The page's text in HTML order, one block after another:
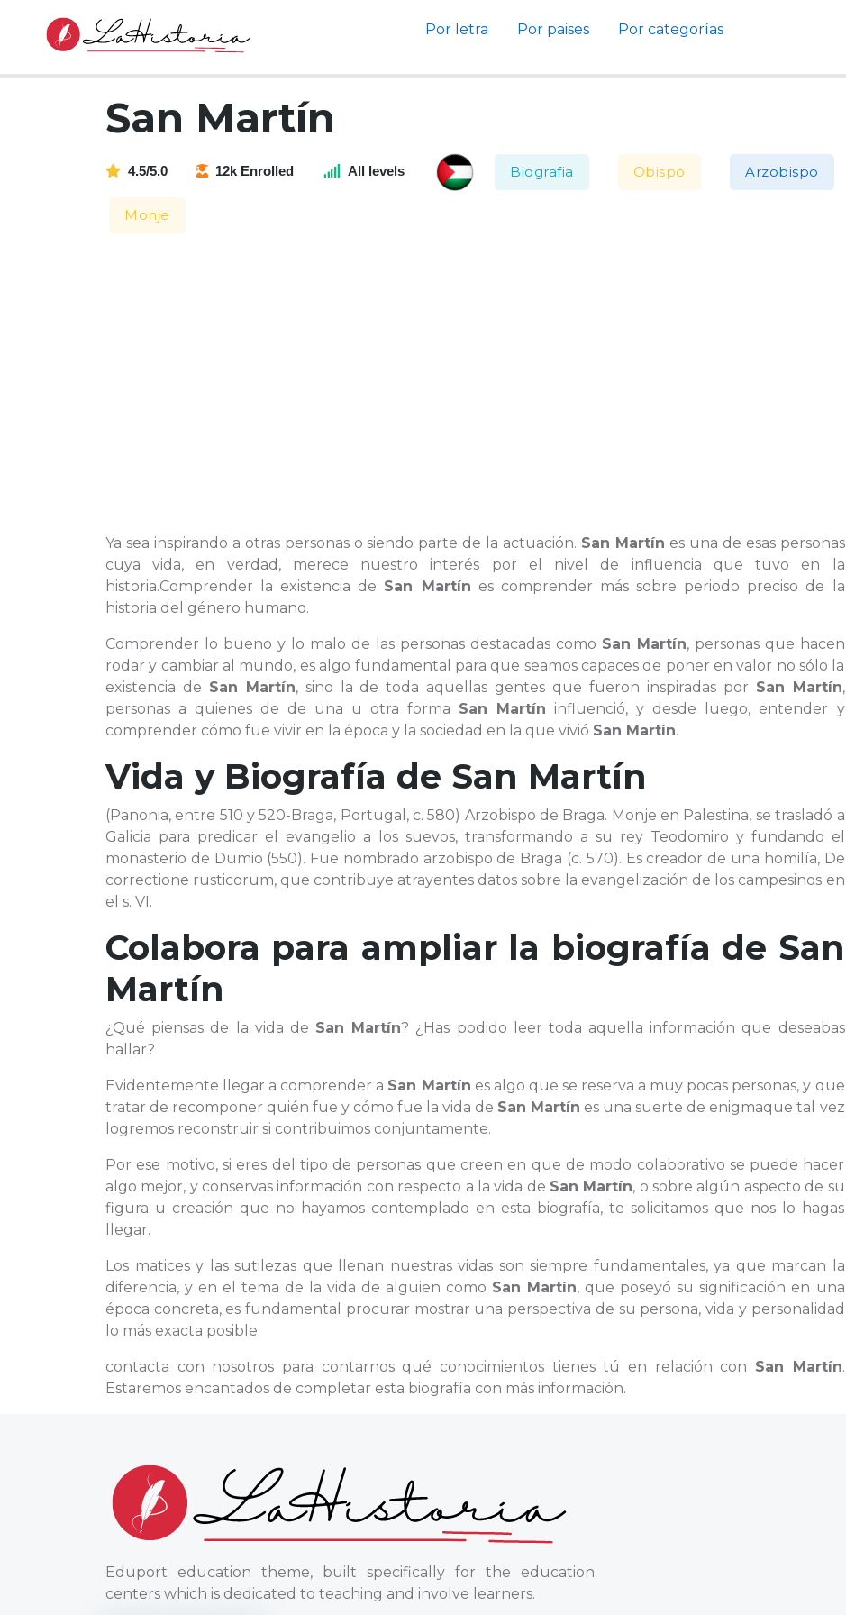
Por letra Por paises Por categorías
San Martín
4.5/5.0 12k Enrolled All levels Biografia Obispo Arzobispo
Monje
Ya sea inspirando a otras personas o siendo parte de la actuación. San Martín es una de esas personas
cuya vida, en verdad, merece nuestro interés por el nivel de influencia que tuvo en la
historia.Comprender la existencia de San Martín es comprender más sobre periodo preciso de la
historia del género humano.
Comprender lo bueno y lo malo de las personas destacadas como San Martín, personas que hacen
rodar y cambiar al mundo, es algo fundamental para que seamos capaces de poner en valor no sólo la
existencia de San Martín, sino la de toda aquellas gentes que fueron inspiradas por San Martín,
personas a quienes de de una u otra forma San Martín influenció, y desde luego, entender y
comprender cómo fue vivir en la época y la sociedad en la que vivió San Martín.
Vida y Biografía de San Martín
(Panonia, entre 510 y 520-Braga, Portugal, c. 580) Arzobispo de Braga. Monje en Palestina, se trasladó a
Galicia para predicar el evangelio a los suevos, transformando a su rey Teodomiro y fundando el
monasterio de Dumio (550). Fue nombrado arzobispo de Braga (c. 570). Es creador de una homilía, De
correctione rusticorum, que contribuye atrayentes datos sobre la evangelización de los campesinos en
el s. VI.
Colabora para ampliar la biografía de San
Martín
¿Qué piensas de la vida de San Martín? ¿Has podido leer toda aquella información que deseabas
hallar?
Evidentemente llegar a comprender a San Martín es algo que se reserva a muy pocas personas, y que
tratar de recomponer quién fue y cómo fue la vida de San Martín es una suerte de enigmaque tal vez
logremos reconstruir si contribuimos conjuntamente.
Por ese motivo, si eres del tipo de personas que creen en que de modo colaborativo se puede hacer
algo mejor, y conservas información con respecto a la vida de San Martín, o sobre algún aspecto de su
figura u creación que no hayamos contemplado en esta biografía, te solicitamos que nos lo hagas
llegar.
Los matices y las sutilezas que llenan nuestras vidas son siempre fundamentales, ya que marcan la
diferencia, y en el tema de la vida de alguien como San Martín, que poseyó su significación en una
época concreta, es fundamental procurar mostrar una perspectiva de su persona, vida y personalidad
lo más exacta posible.
contacta con nosotros para contarnos qué conocimientos tienes tú en relación con San Martín.
Estaremos encantados de completar esta biografía con más información.
Eduport education theme, built specifically for the education
centers which is dedicated to teaching and involve learners.